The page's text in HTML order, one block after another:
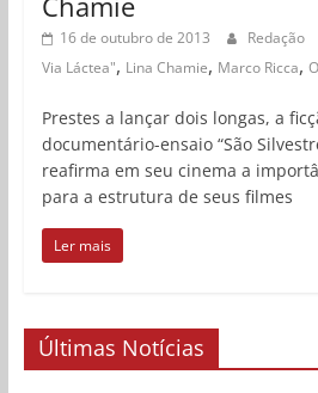
16 de outubro de 2013 Redação
Via Láctea", Lina Chamie, Marco Ricca,
Prestes a lançar dois longas, a
documentário-ensaio “São
reafirma em seu cinema a
para a estrutura de seus filmes
Ler mais
Últimas Notícias